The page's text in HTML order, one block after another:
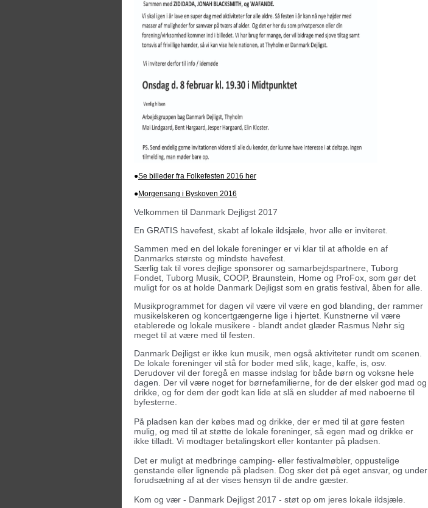
●Se billeder fra Folkefesten 2016 her
●Morgensang i Byskoven 2016
Velkommen til Danmark Dejligst 2017
En GRATIS havefest, skabt af lokale ildsjæle, hvor alle er inviteret.
Sammen med en del lokale foreninger er vi klar til at afholde en af
Danmarks største og mindste havefest.
Særlig tak til vores dejlige sponsorer og samarbejdspartnere, Tuborg
Fondet, Tuborg Musik, COOP, Braunstein, Home og ProFox, som gør det
muligt for os at holde Danmark Dejligst som en gratis festival, åben for alle.
Musikprogrammet for dagen vil være vil være en god blanding, der rammer
musikelskeren og koncertgængerne lige i hjertet. Kunstnerne vil være
etablerede og lokale musikere - blandt andet glæder Rasmus Nøhr sig
meget til at være med til festen.
Danmark Dejligst er ikke kun musik, men også aktiviteter rundt om scenen.
De lokale foreninger vil stå for boder med slik, kage, kaffe, is, osv.
Derudover vil der foregå en masse indslag for både børn og voksne hele
dagen. Der vil være noget for børnefamilierne, for de der elsker god mad og
drikke, og for dem der godt kan lide at slå en sludder af med naboerne til
byfesterne.
På pladsen kan der købes mad og drikke, der er med til at gøre festen
mulig, og med til at støtte de lokale foreninger, så egen mad og drikke er
ikke tilladt. Vi modtager betalingskort eller kontanter på pladsen.
Det er muligt at medbringe camping- eller festivalmøbler, oppustelige
genstande eller lignende på pladsen. Dog sker det på eget ansvar, og under
forudsætning af at der vises hensyn til de andre gæster.
Kom og vær - Danmark Dejligst 2017 - støt op om jeres lokale ildsjæle.